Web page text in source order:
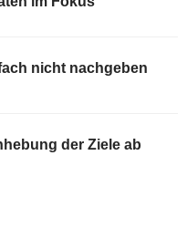
nicht nachgeben
der Ziele ab